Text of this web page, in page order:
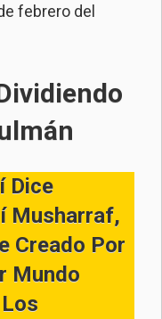
febrero del
Dice
Musharraf,
Creado Por
Mundo